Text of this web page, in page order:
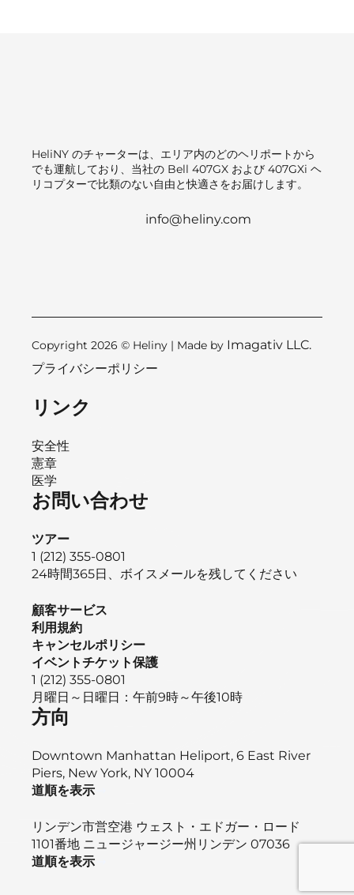
HeliNY のチャーターは、エリア内のどのヘリポートから
でも運航しており、当社の Bell 407GX および 407GXi ヘ
リコプターで比類のない自由と快適さをお届けします。
info@heliny.com
Copyright 2026 © Heliny | Made by Imagativ LLC.
プライバシーポリシー
リンク
安全性
憲章
医学
お問い合わせ
ツアー
1 (212) 355-0801
24時間365日、ボイスメールを残してください
顧客サービス
利用規約
キャンセルポリシー
イベントチケット保護
1 (212) 355-0801
月曜日～日曜日：午前9時～午後10時
方向
Downtown Manhattan Heliport, 6 East River
Piers, New York, NY 10004
道順を表示
リンデン市営空港 ウェスト・エドガー・ロード
1101番地 ニュージャージー州リンデン 07036
道順を表示